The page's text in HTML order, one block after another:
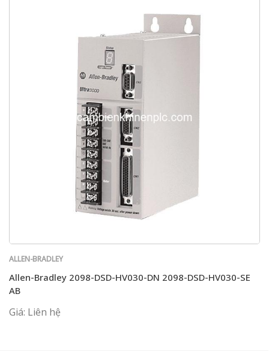
ALLEN-BRADLEY
Allen-Bradley 2098-DSD-HV030-DN 2098-DSD-HV030-SE
AB
Giá: Liên hệ